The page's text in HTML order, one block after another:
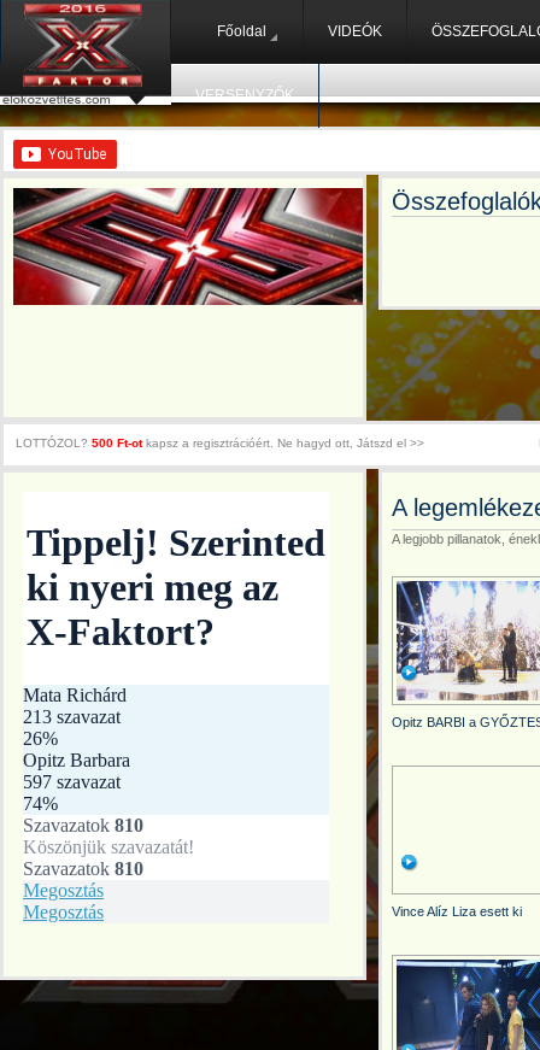
Főoldal VIDEÓK
VERSENYZŐK
LOTTÓZOL? 500 Ft-otkapsz a regisztrációért. Ne hagyd ott, Játszd el >>
A
A legjobb pillanatok,
Opitz BARBI a
Vince Alíz Liza esett ki